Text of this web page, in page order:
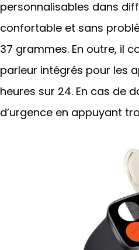
personnalisables dans
confortable et sans
37 grammes. En outre, il
parleur intégrés pour les
heures sur 24. En cas de
d’urgence en appuyant